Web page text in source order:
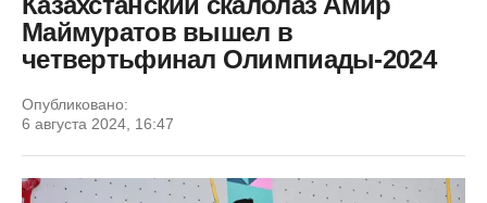
Маймуратов вышел в
четвертьфинал Олимпиады-2024
Опубликовано:
6 августа 2024, 16:47